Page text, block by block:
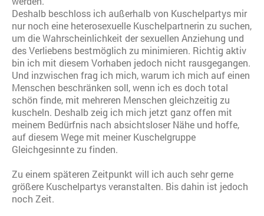
Deshalb beschloss ich außerhalb von Kuschelpartys mir
nur noch eine heterosexuelle Kuschelpartnerin zu suchen,
um die Wahrscheinlichkeit der sexuellen Anziehung und
des Verliebens bestmöglich zu minimieren. Richtig aktiv
bin ich mit diesem Vorhaben jedoch nicht rausgegangen.
Und inzwischen frag ich mich, warum ich mich auf einen
Menschen beschränken soll, wenn ich es doch total
schön finde, mit mehreren Menschen gleichzeitig zu
kuscheln. Deshalb zeig ich mich jetzt ganz offen mit
meinem Bedürfnis nach absichtsloser Nähe und hoffe,
auf diesem Wege mit meiner Kuschelgruppe
Gleichgesinnte zu finden.
Zu einem späteren Zeitpunkt will ich auch sehr gerne
größere Kuschelpartys veranstalten. Bis dahin ist jedoch
noch Zeit.